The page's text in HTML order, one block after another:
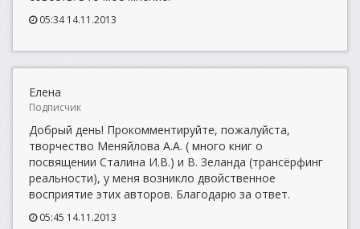
05:34 14.11.2013
Елена
Подписчик
Добрый день! Прокомментируйте, пожалуйста,
творчество Меняйлова А.А. ( много книг о
посвящении Сталина И.В.) и В. Зеланда (трансёрфинг
реальности), у меня возникло двойственное
восприятие этих авторов. Благодарю за ответ.
05:45 14.11.2013